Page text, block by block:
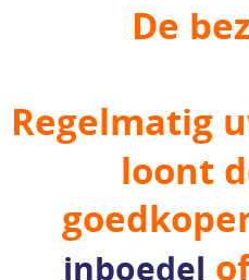
De
Regelmatig
loont
inboedel